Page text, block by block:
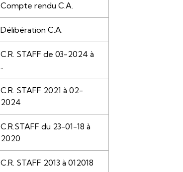
Compte rendu C.A.
Délibération C.A.
C.R. STAFF de 03-2024 à
..
C.R. STAFF 2021 à 02-
2024
C.R.STAFF du 23-01-18 à
2020
C.R. STAFF 2013 à 012018